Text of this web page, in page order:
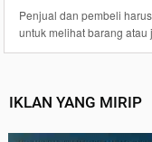
Penjual dan pembeli
untuk melihat barang atau
IKLAN YANG MIRIP